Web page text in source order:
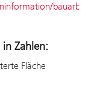
Zahlen:
Fläche